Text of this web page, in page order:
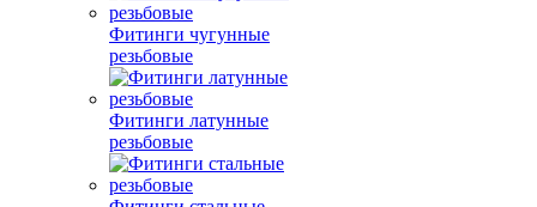
Фитинги чугунные
резьбовые
Фитинги латунные
резьбовые